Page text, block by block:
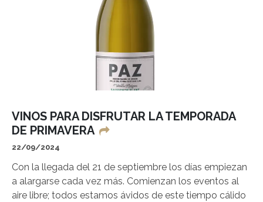
VINOS PARA DISFRUTAR LA TEMPORADA
DE PRIMAVERA
22/09/2024
Con la llegada del 21 de septiembre los días empiezan
a alargarse cada vez más. Comienzan los eventos al
aire libre; todos estamos ávidos de este tiempo cálido